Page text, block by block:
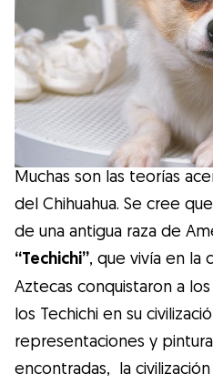
Accesorios
Educación Canina
Más contenido
Razas
Buscar cuidadores
Muchas son las teorías
del Chihuahua. Se cree
de una antigua raza de
“Techichi”, que vivía en la
Aztecas conquistaron a
los Techichi en su
representaciones y
encontradas, la